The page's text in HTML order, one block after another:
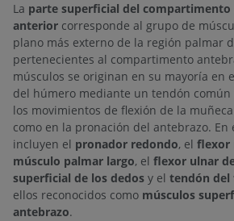
La parte superficial del compartimento
anterior corresponde al grupo de
plano más externo de la región palmar
pertenecientes al compartimento
músculos se originan en su mayoría en
del húmero mediante un tendón
los movimientos de flexión de la
como en la pronación del antebrazo. En
incluyen el pronador redondo, el flexor
músculo palmar largo, el flexor ulnar
superficial de los dedos y el tendón del
ellos reconocidos como músculos
antebrazo.